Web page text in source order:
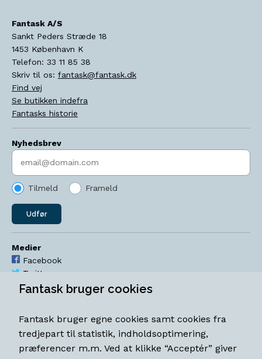
Fantask A/S
Sankt Peders Stræde 18
1453 København K
Telefon: 33 11 85 38
Skriv til os: fantask@fantask.dk
Find vej
Se butikken indefra
Fantasks historie
Nyhedsbrev
Indtast søgeord
Tilmeld Frameld
Udfør
Medier
Facebook
Twitter
YouTube
Åbningstider
Mandag-torsdag 11-18
Fredag 11-18.30
Fantask bruger cookies
Fantask bruger egne cookies samt cookies fra
tredjepart til statistik, indholdsoptimering,
præferencer m.m. Ved at klikke “Acceptér” giver